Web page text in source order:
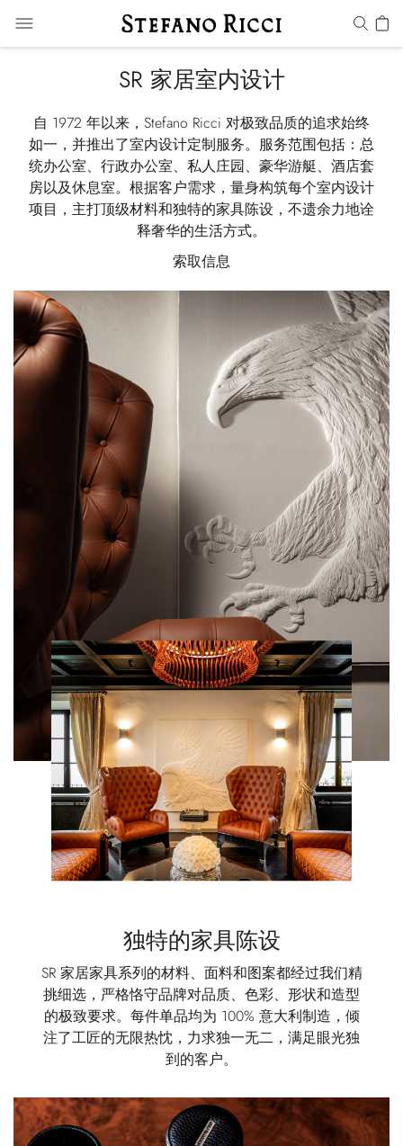
SR 家居室内设计
自 1972 年以来，Stefano Ricci 对极致品质的追求始终
如一，并推出了室内设计定制服务。服务范围包括：总
统办公室、行政办公室、私人庄园、豪华游艇、酒店套
房以及休息室。根据客户需求，量身构筑每个室内设计
项目，主打顶级材料和独特的家具陈设，不遗余力地诠
释奢华的生活方式。
索取信息
独特的家具陈设
SR 家居家具系列的材料、面料和图案都经过我们精
挑细选，严格恪守品牌对品质、色彩、形状和造型
的极致要求。每件单品均为 100% 意大利制造，倾
注了工匠的无限热忱，力求独一无二，满足眼光独
到的客户。